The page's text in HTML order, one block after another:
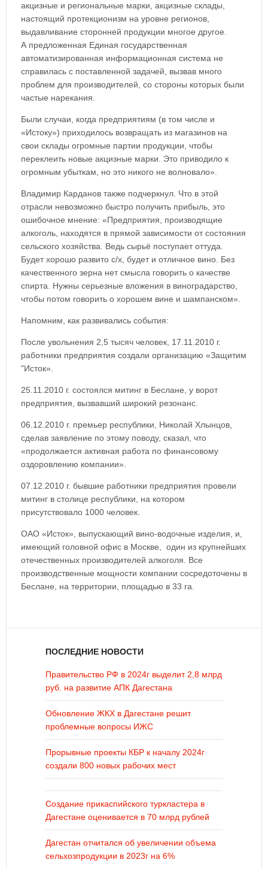
акцизные и региональные марки, акцизные склады,
настоящий протекционизм на уровне регионов,
выдавливание сторонней продукции многое другое.
А предложенная Единая государственная
автоматизированная информационная система не
справилась с поставленной задачей, вызвав много
проблем для производителей, со стороны которых были
частые нарекания.
Были случаи, когда предприятиям (в том числе и
«Истоку») приходилось возвращать из магазинов на
свои склады огромные партии продукции, чтобы
переклеить новые акцизные марки. Это приводило к
огромным убыткам, но это никого не волновало».
Владимир Карданов также подчеркнул. Что в этой
отрасли невозможно быстро получить прибыль, это
ошибочное мнение: «Предприятия, производящие
алкоголь, находятся в прямой зависимости от состояния
сельского хозяйства. Ведь сырьё поступает оттуда.
Будет хорошо развито с/х, будет и отличное вино. Без
качественного зерна нет смысла говорить о качестве
спирта. Нужны серьезные вложения в виноградарство,
чтобы потом говорить о хорошем вине и шампанском».
Напомним, как развивались события:
После увольнения 2,5 тысяч человек, 17.11.2010 г.
работники предприятия создали организацию «Защитим
"Исток».
25.11.2010 г. состоялся митинг в Беслане, у ворот
предприятия, вызвавший широкий резонанс.
06.12.2010 г. премьер республики, Николай Хлынцов,
сделав заявление по этому поводу, сказал, что
«продолжается активная работа по финансовому
оздоровлению компании».
07.12.2010 г. бывшие работники предприятия провели
митинг в столице республики, на котором
присутствовало 1000 человек.
ОАО «Исток», выпускающий вино-водочные изделия, и,
имеющий головной офис в Москве, один из крупнейших
отечественных производителей алкоголя. Все
производственные мощности компании сосредоточены в
Беслане, на территории, площадью в 33 га.
ПОСЛЕДНИЕ НОВОСТИ
Правительство РФ в 2024г выделит 2,8 млрд
руб. на развитие АПК Дагестана
Обновление ЖКХ в Дагестане решит
проблемные вопросы ИЖС
Прорывные проекты КБР к началу 2024г
создали 800 новых рабочих мест
Создание прикаспийского туркластера в
Дагестане оценивается в 70 млрд рублей
Дагестан отчитался об увеличении объема
сельхозпродукции в 2023г на 6%